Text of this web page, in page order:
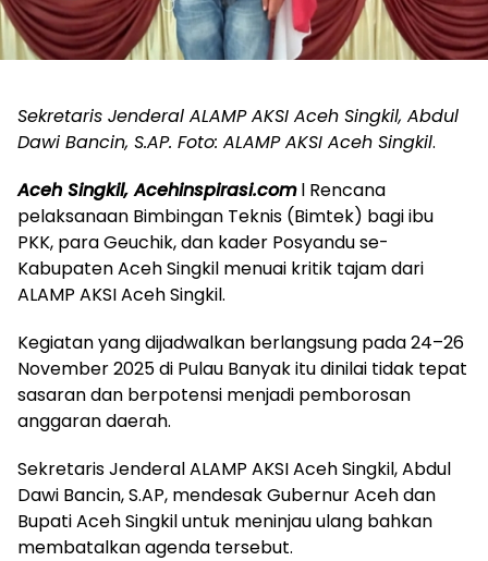
Sekretaris Jenderal ALAMP AKSI Aceh Singkil, Abdul
Dawi Bancin, S.AP. Foto: ALAMP AKSI Aceh Singkil.
Aceh Singkil, Acehinspirasi.coml Rencana
pelaksanaan Bimbingan Teknis (Bimtek) bagi ibu
PKK, para Geuchik, dan kader Posyandu se-
Kabupaten Aceh Singkil menuai kritik tajam dari
ALAMP AKSI Aceh Singkil.
Kegiatan yang dijadwalkan berlangsung pada 24–26
November 2025 di Pulau Banyak itu dinilai tidak tepat
sasaran dan berpotensi menjadi pemborosan
anggaran daerah.
Sekretaris Jenderal ALAMP AKSI Aceh Singkil, Abdul
Dawi Bancin, S.AP, mendesak Gubernur Aceh dan
Bupati Aceh Singkil untuk meninjau ulang bahkan
membatalkan agenda tersebut.